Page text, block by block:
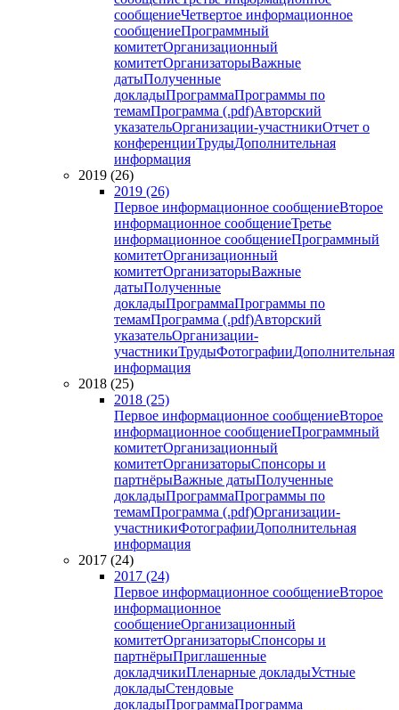
сообщениеЧетвертое информационное
сообщениеПрограммный
комитетОрганизационный
комитетОрганизаторыВажные
датыПолученные
докладыПрограммаПрограммы по
темамПрограмма (.pdf)Авторский
указательОрганизации-участникиОтчет о
конференцииТрудыДополнительная
информация
2019 (26)
2019 (26)
Первое информационное сообщениеВторое
информационное сообщениеТретье
информационное сообщениеПрограммный
комитетОрганизационный
комитетОрганизаторыВажные
датыПолученные
докладыПрограммаПрограммы по
темамПрограмма (.pdf)Авторский
указательОрганизации-
участникиТрудыФотографииДополнительная
информация
2018 (25)
2018 (25)
Первое информационное сообщениеВторое
информационное сообщениеПрограммный
комитетОрганизационный
комитетОрганизаторыСпонсоры и
партнёрыВажные датыПолученные
докладыПрограммаПрограммы по
темамПрограмма (.pdf)Организации-
участникиФотографииДополнительная
информация
2017 (24)
2017 (24)
Первое информационное сообщениеВторое
информационное
сообщениеОрганизационный
комитетОрганизаторыСпонсоры и
партнёрыПриглашенные
докладчикиПленарные докладыУстные
докладыСтендовые
докладыПрограммаПрограмма